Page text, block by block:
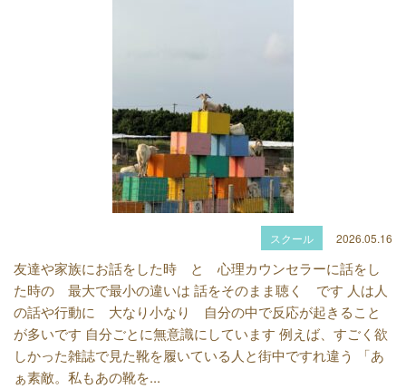
スクール 2026.05.16
友達や家族にお話をした時 と 心理カウンセラーに話をし
た時の 最大で最小の違いは 話をそのまま聴く です 人は人
の話や行動に 大なり小なり 自分の中で反応が起きること
が多いです 自分ごとに無意識にしています 例えば、すごく欲
しかった雑誌で見た靴を履いている人と街中ですれ違う 「あ
ぁ素敵。私もあの靴を...